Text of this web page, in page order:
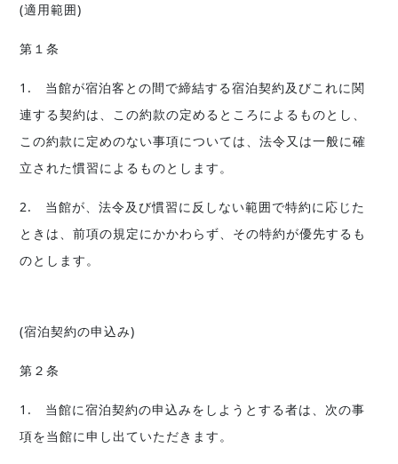
(適用範囲)
第１条
1. 当館が宿泊客との間で締結する宿泊契約及びこれに関
連する契約は、この約款の定めるところによるものとし、
この約款に定めのない事項については、法令又は一般に確
立された慣習によるものとします。
2. 当館が、法令及び慣習に反しない範囲で特約に応じた
ときは、前項の規定にかかわらず、その特約が優先するも
のとします。
(宿泊契約の申込み)
第２条
1. 当館に宿泊契約の申込みをしようとする者は、次の事
項を当館に申し出ていただきます。